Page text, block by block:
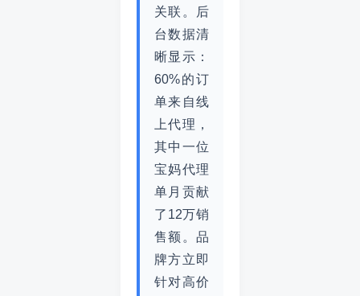
关联。后
台数据清
晰显示：
60%的订
单来自线
上代理，
其中一位
宝妈代理
单月贡献
了12万销
售额。品
牌方立即
针对高价